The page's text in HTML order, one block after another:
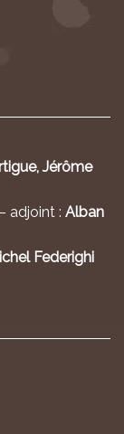
Jérôme
– adjoint : Alban
Federighi